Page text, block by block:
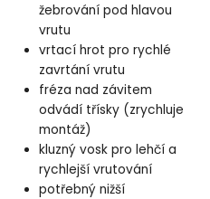
žebrování pod hlavou
vrutu
vrtací hrot pro rychlé
zavrtání vrutu
fréza nad závitem
odvádí třísky (zrychluje
montáž)
kluzný vosk pro lehčí a
rychlejší vrutování
potřebný nižší